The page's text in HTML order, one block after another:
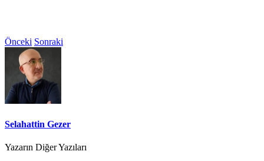
Önceki Sonraki
Selahattin Gezer
Yazarın Diğer Yazıları